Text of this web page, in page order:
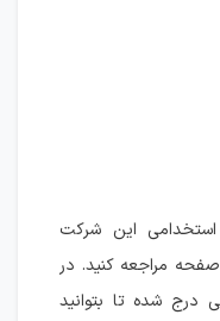
این شرکت
مراجعه کنید. در
درج شده تا بتوانید